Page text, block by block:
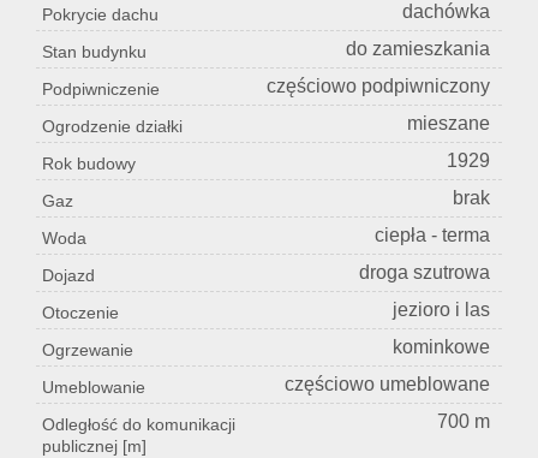
Pokrycie dachu dachówka
Stan budynku do zamieszkania
Podpiwniczenie częściowo podpiwniczony
Ogrodzenie działki mieszane
Rok budowy 1929
Gaz brak
Woda ciepła - terma
Dojazd droga szutrowa
Otoczenie jezioro i las
Ogrzewanie kominkowe
Umeblowanie częściowo umeblowane
Odległość do komunikacji
publicznej [m]
700 m